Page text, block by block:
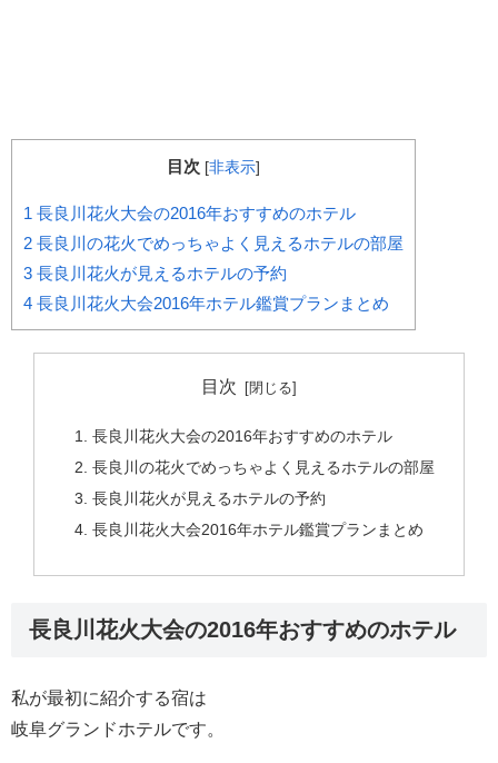
目次 [非表示]
1 長良川花火大会の2016年おすすめのホテル
2 長良川の花火でめっちゃよく見えるホテルの部屋
3 長良川花火が見えるホテルの予約
4 長良川花火大会2016年ホテル鑑賞プランまとめ
目次
長良川花火大会の2016年おすすめのホテル
長良川の花火でめっちゃよく見えるホテルの部屋
長良川花火が見えるホテルの予約
長良川花火大会2016年ホテル鑑賞プランまとめ
長良川花火大会の2016年おすすめのホテル
私が最初に紹介する宿は
岐阜グランドホテルです。